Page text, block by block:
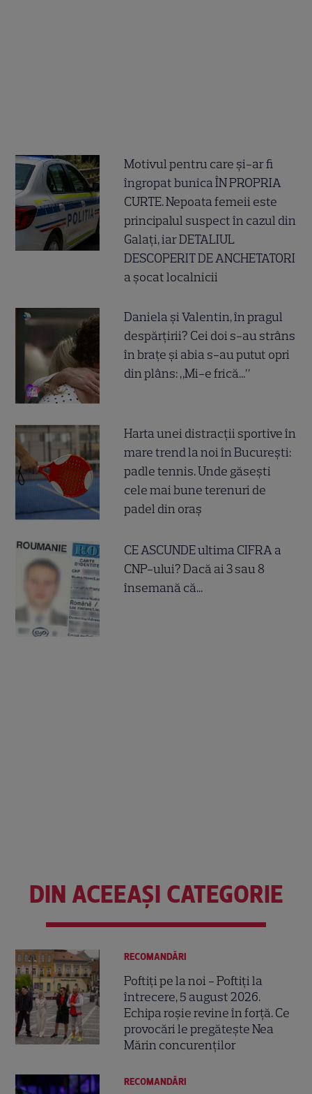
Motivul pentru care și-ar fi
îngropat bunica ÎN PROPRIA
CURTE. Nepoata femeii este
principalul suspect în cazul din
Galați, iar DETALIUL
DESCOPERIT DE ANCHETATORI
a șocat localnicii
Daniela și Valentin, în pragul
despărțirii? Cei doi s-au strâns
în brațe și abia s-au putut opri
din plâns: „Mi-e frică...”
Harta unei distracții sportive în
mare trend la noi în București:
padle tennis. Unde găsești
cele mai bune terenuri de
padel din oraș
CE ASCUNDE ultima CIFRA a
CNP-ului? Dacă ai 3 sau 8
însemană că...
DIN ACEEAȘI CATEGORIE
RECOMANDĂRI
Poftiți pe la noi - Poftiți la
întrecere, 5 august 2026.
Echipa roșie revine în forță. Ce
provocări le pregătește Nea
Mărin concurenților
RECOMANDĂRI